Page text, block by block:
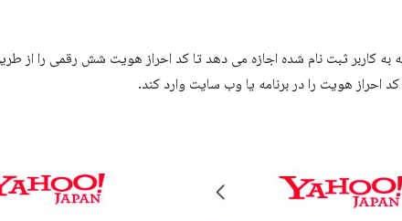
کاربر ثبت نام شده اجازه می دهد تا کد احراز هویت شش رقمی را از
احراز هویت را در برنامه یا وب سایت وارد کند.